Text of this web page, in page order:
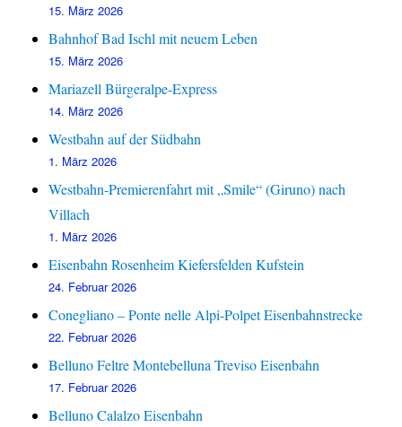
15. März 2026
Bahnhof Bad Ischl mit neuem Leben
15. März 2026
Mariazell Bürgeralpe-Express
14. März 2026
Westbahn auf der Südbahn
1. März 2026
Westbahn-Premierenfahrt mit „Smile“ (Giruno) nach
Villach
1. März 2026
Eisenbahn Rosenheim Kiefersfelden Kufstein
24. Februar 2026
Conegliano – Ponte nelle Alpi-Polpet Eisenbahnstrecke
22. Februar 2026
Belluno Feltre Montebelluna Treviso Eisenbahn
17. Februar 2026
Belluno Calalzo Eisenbahn